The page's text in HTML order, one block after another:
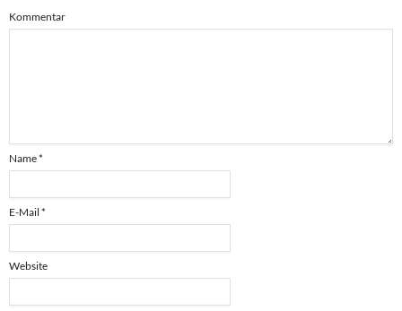
Kommentar
Name*
E-Mail *
Website